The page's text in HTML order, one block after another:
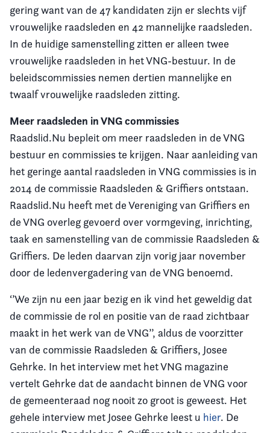
gering want van de 47 kandidaten zijn er slechts vijf
vrouwelijke raadsleden en 42 mannelijke raadsleden.
In de huidige samenstelling zitten er alleen twee
vrouwelijke raadsleden in het VNG-bestuur. In de
beleidscommissies nemen dertien mannelijke en
twaalf vrouwelijke raadsleden zitting.
Meer raadsleden in VNG commissies
Raadslid.Nu bepleit om meer raadsleden in de VNG
bestuur en commissies te krijgen. Naar aanleiding van
het geringe aantal raadsleden in VNG commissies is in
2014 de commissie Raadsleden & Griffiers ontstaan.
Raadslid.Nu heeft met de Vereniging van Griffiers en
de VNG overleg gevoerd over vormgeving, inrichting,
taak en samenstelling van de commissie Raadsleden &
Griffiers. De leden daarvan zijn vorig jaar november
door de ledenvergadering van de VNG benoemd.
‘’We zijn nu een jaar bezig en ik vind het geweldig dat
de commissie de rol en positie van de raad zichtbaar
maakt in het werk van de VNG’’, aldus de voorzitter
van de commissie Raadsleden & Griffiers, Josee
Gehrke. In het interview met het VNG magazine
vertelt Gehrke dat de aandacht binnen de VNG voor
de gemeenteraad nog nooit zo groot is geweest. Het
gehele interview met Josee Gehrke leest u hier. De